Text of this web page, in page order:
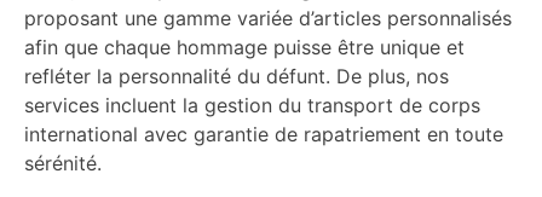
proposant une gamme variée d’articles personnalisés
afin que chaque hommage puisse être unique et
refléter la personnalité du défunt. De plus, nos
services incluent la gestion du transport de corps
international avec garantie de rapatriement en toute
sérénité.